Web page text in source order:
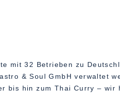
mit 32 Betrieben zu
& Soul GmbH verwaltet
bis hin zum Thai Curry – wir